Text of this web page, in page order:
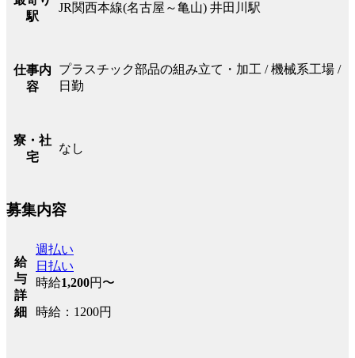
駅
JR関西本線(名古屋～亀山) 井田川駅
仕事内
容
プラスチック部品の組み立て・加工 / 機械系工場 /
日勤
寮・社
宅
なし
募集内容
給
与
詳
細
週払い
日払い
時給1,200円〜
時給：1200円